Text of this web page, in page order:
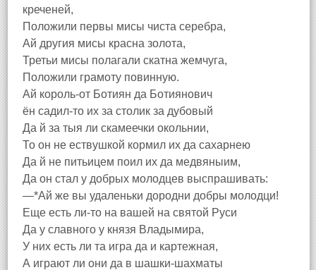
креченей,
Положили первы мисы чиста серебра,
Ай другия мисы красна золота,
Третьи мисы полагали скатна жемчуга,
Положили грамоту повинную.
Ай король-от Ботиян да Ботиянович
ён садил-то их за столик за дубовый
Да й за тыя ли скамеечки окольнии,
То он не ествушкой кормил их да сахарнею
Да й не питьицем поил их да медвяныим,
Да он стал у добрых молодцев выспрашивать:
—*Ай же вы удаленьки дородни добры молодци!
Еще есть ли-то на вашей на святой Руси
Да у славного у князя Владымира,
У них есть ли та игра да и картежная,
А играют ли они да в шашки-шахматы